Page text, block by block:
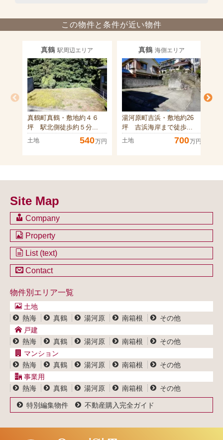
この物件と条件が近い物件
真鶴 駅周辺エリア
真鶴町真鶴・敷地約４６
坪 駅北側徒歩約５分...
土地 540万円
真鶴 海側エリア
湯河原町吉浜・敷地約26
坪 吉浜海岸まで徒歩...
土地 700万円
Site Map
Company
会社のご案内
不動産を購入したい方
不動産を売却したい方
不動産買取システム
Property
土地一覧
戸建一覧
マンション一覧
事業用物件一覧
List (text)
土地一覧
マンション一覧
事業用物件一覧
Contact
ブログ
プライバシーポリシー
サイトポリシー
物件別エリア一覧
土地
熱海
真鶴 湯河原 南箱根
その他
戸建
熱海
真鶴 湯河原 南箱根
その他
マンション
熱海
真鶴 湯河原 南箱根
その他
事業用
熱海
真鶴 湯河原 南箱根 その他
特別編集物件 不動産購入完全ガイド